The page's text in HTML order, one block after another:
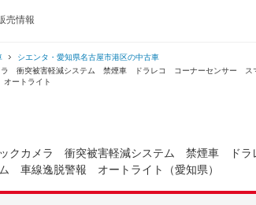
売情報
シエンタ・愛知県名古屋市港区の中古車
衝突被害軽減システム 禁煙車 ドラレコ コーナーセンサー ス
ートライト
クカメラ 衝突被害軽減システム 禁煙車 ド
車線逸脱警報 オートライト（愛知県）